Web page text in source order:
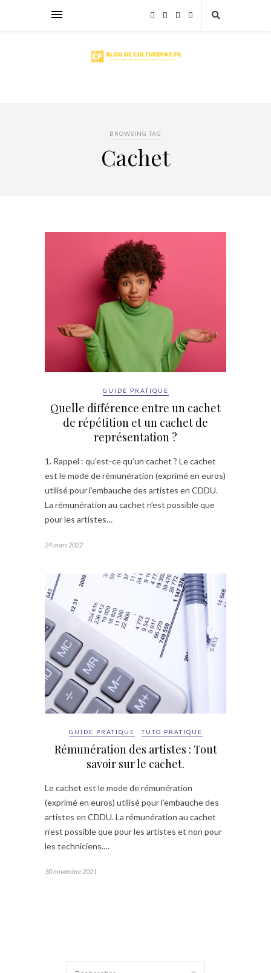
BROWSING TAG
Cachet
GUIDE PRATIQUE
Quelle différence entre un cachet
de répétition et un cachet de
représentation ?
1. Rappel : qu’est-ce qu’un cachet ? Le cachet
est le mode de rémunération (exprimé en euros)
utilisé pour l’embauche des artistes en CDDU.
La rémunération au cachet n’est possible que
pour les artistes…
24 mars 2022
GUIDE PRATIQUE TUTO PRATIQUE
Rémunération des artistes : Tout
savoir sur le cachet.
Le cachet est le mode de rémunération
(exprimé en euros) utilisé pour l’embauche des
artistes en CDDU. La rémunération au cachet
n’est possible que pour les artistes et non pour
les techniciens.…
30 novembre 2021